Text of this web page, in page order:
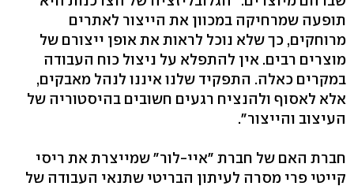
תופעה שמרחיקה במכוון את הייצור לאתרים
מרוחקים, כך שלא נוכל לראות את אופן ייצורם של
מוצרים רבים. אין להתפלא על ניצול כוח העבודה
במקרים כאלה. התפקיד שלנו איננו לנהל מאבקים,
אלא לאסוף ולהנציח רגעים חשובים בהיסטוריה של
העיצוב והייצור".
חברת האם של חברת "איי-לור" שמייצרת את ריסי
קייטי פרי מסרה לעיתון הבריטי שתנאי העבודה של